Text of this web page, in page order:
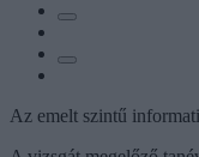
Az emelt szintű